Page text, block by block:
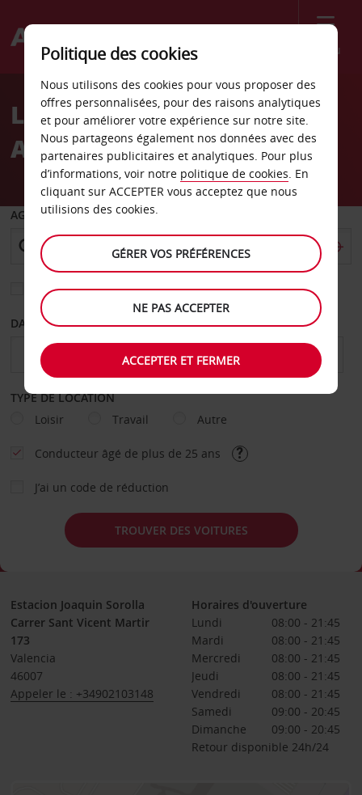
Menu
Welcome
AvisLocation de voiture Gare
AVE de Valence
AGENCE DE DÉPART
Sélectionnez une autre agence de retour
DATE DE DÉPART DATE DE RETOUR
TYPE DE LOCATION
Loisir
Travail Autre
Conducteur âgé de plus de 25 ans
J’ai un code de réduction
TROUVER DES VOITURES
Estacion Joaquin Sorolla
Carrer Sant Vicent Martir
173
Valencia
46007
Appeler le : +34902103148
Horaires d'ouverture
Lundi
08:00 - 21:45
Mardi
08:00 - 21:45
Mercredi
08:00 - 21:45
Jeudi
08:00 - 21:45
Vendredi
08:00 - 21:45
Samedi
09:00 - 20:45
Dimanche
09:00 - 20:45
Retour disponible 24h/24
Politique des cookies
Nous utilisons des cookies pour vous proposer des
offres personnalisées, pour des raisons analytiques
et pour améliorer votre expérience sur notre site.
Nous partageons également nos données avec des
partenaires publicitaires et analytiques. Pour plus
d’informations, voir notre politique de cookies. En
cliquant sur ACCEPTER vous acceptez que nous
utilisions des cookies.
GÉRER VOS PRÉFÉRENCES
NE PAS ACCEPTER
ACCEPTER ET FERMER